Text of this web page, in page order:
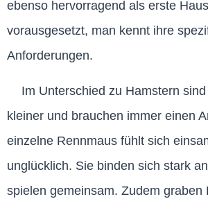
ebenso hervorragend als erste
vorausgesetzt, man kennt ihre
Anforderungen.
Im Unterschied zu Hamstern
kleiner und brauchen immer einen
einzelne Rennmaus fühlt sich
unglücklich. Sie binden sich stark
spielen gemeinsam. Zudem graben